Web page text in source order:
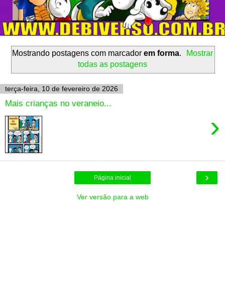
Mostrando postagens com marcador em forma.
Mostrar
todas as postagens
terça-feira, 10 de fevereiro de 2026
Mais crianças no veraneio...
›
›
Página inicial
Ver versão para a web